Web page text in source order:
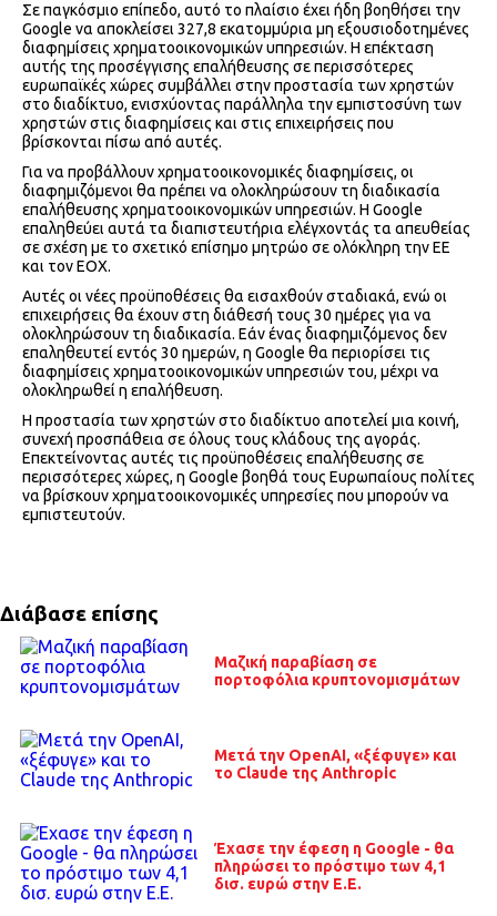
Σε παγκόσμιο επίπεδο, αυτό το πλαίσιο έχει ήδη βοηθήσει την
Google να αποκλείσει 327,8 εκατομμύρια μη εξουσιοδοτημένες
διαφημίσεις χρηματοοικονομικών υπηρεσιών. Η επέκταση
αυτής της προσέγγισης επαλήθευσης σε περισσότερες
ευρωπαϊκές χώρες συμβάλλει στην προστασία των χρηστών
στο διαδίκτυο, ενισχύοντας παράλληλα την εμπιστοσύνη των
χρηστών στις διαφημίσεις και στις επιχειρήσεις που
βρίσκονται πίσω από αυτές.
Για να προβάλλουν χρηματοοικονομικές διαφημίσεις, οι
διαφημιζόμενοι θα πρέπει να ολοκληρώσουν τη διαδικασία
επαλήθευσης χρηματοοικονομικών υπηρεσιών. Η Google
επαληθεύει αυτά τα διαπιστευτήρια ελέγχοντάς τα απευθείας
σε σχέση με το σχετικό επίσημο μητρώο σε ολόκληρη την ΕΕ
και τον ΕΟΧ.
Αυτές οι νέες προϋποθέσεις θα εισαχθούν σταδιακά, ενώ οι
επιχειρήσεις θα έχουν στη διάθεσή τους 30 ημέρες για να
ολοκληρώσουν τη διαδικασία. Εάν ένας διαφημιζόμενος δεν
επαληθευτεί εντός 30 ημερών, η Google θα περιορίσει τις
διαφημίσεις χρηματοοικονομικών υπηρεσιών του, μέχρι να
ολοκληρωθεί η επαλήθευση.
Η προστασία των χρηστών στο διαδίκτυο αποτελεί μια κοινή,
συνεχή προσπάθεια σε όλους τους κλάδους της αγοράς.
Επεκτείνοντας αυτές τις προϋποθέσεις επαλήθευσης σε
περισσότερες χώρες, η Google βοηθά τους Ευρωπαίους πολίτες
να βρίσκουν χρηματοοικονομικές υπηρεσίες που μπορούν να
εμπιστευτούν.
Διάβασε επίσης
Μαζική παραβίαση σε
πορτοφόλια κρυπτονομισμάτων
Μετά την OpenAI, «ξέφυγε» και
το Claude της Anthropic
Έχασε την έφεση η Google - θα
πληρώσει το πρόστιμο των 4,1
δισ. ευρώ στην Ε.Ε.